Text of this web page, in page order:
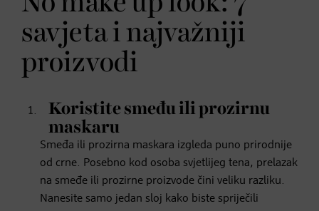
savjeta i najvažniji
proizvodi
Koristite smeđu ili prozirnu
maskaru
Smeđa ili prozirna maskara izgleda puno prirodnije
od crne. Posebno kod osoba svjetlijeg tena, prelazak
na smeđe ili prozirne proizvode čini veliku razliku.
Nanesite samo jedan sloj kako biste spriječili